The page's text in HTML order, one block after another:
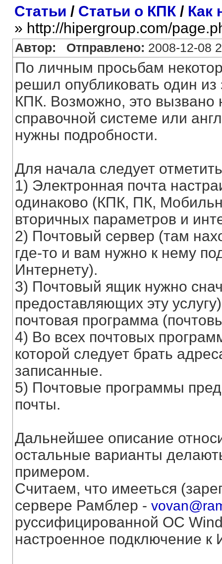
Статьи / Статьи о КПК/ Как
» http://hipergroup.com/
Автор: Отправлено: 2008-12-08
По личным просьбам
решил опубликовать один
КПК. Возможно, это вызвано
справочной системе или
нужны подробности.
Для начала следует
1) Электронная почта
одинаково (КПК, ПК,
вторичных параметров и
2) Почтовый сервер (там
где-то и вам нужно к нему
Интернету).
3) Почтовый ящик нужно
предоставляющих эту
почтовая программа
4) Во всех почтовых
которой следует брать
записанные.
5) Почтовые программы
почты.
Дальнейшее описание
остальные варианты
примером.
Считаем, что имееться
сервере Рамблер -
руссифицированной ОС
настроенное подключение к